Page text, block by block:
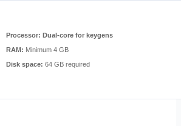
Processor: Dual-core for keygens
RAM: Minimum 4 GB
Disk space: 64 GB required